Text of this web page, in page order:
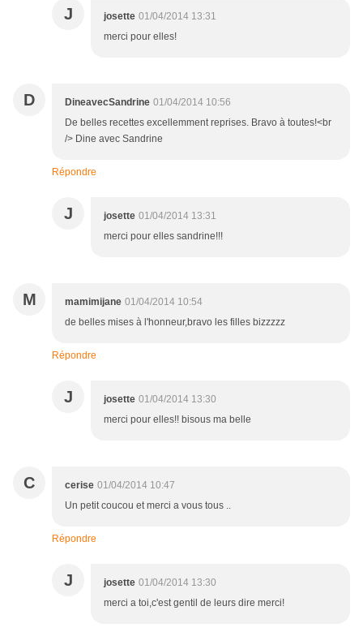
J josette 01/04/2014 13:31
merci pour elles!
D DineavecSandrine 01/04/2014 10:56
De belles recettes excellemment reprises. Bravo à toutes!<br
/> Dine avec Sandrine
Répondre
J josette 01/04/2014 13:31
merci pour elles sandrine!!!
M mamimijane 01/04/2014 10:54
de belles mises à l'honneur,bravo les filles bizzzzz
Répondre
J josette 01/04/2014 13:30
merci pour elles!! bisous ma belle
C cerise 01/04/2014 10:47
Un petit coucou et merci a vous tous ..
Répondre
J josette 01/04/2014 13:30
merci a toi,c'est gentil de leurs dire merci!